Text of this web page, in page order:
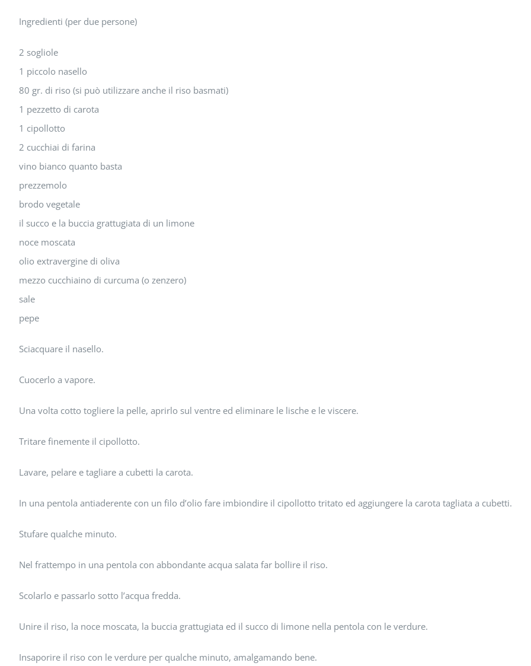
immagine
Ingredienti (per due persone)
2 sogliole
1 piccolo nasello
80 gr. di riso (si può utilizzare anche il riso basmati)
1 pezzetto di carota
1 cipollotto
2 cucchiai di farina
vino bianco quanto basta
prezzemolo
brodo vegetale
il succo e la buccia grattugiata di un limone
noce moscata
olio extravergine di oliva
mezzo cucchiaino di curcuma (o zenzero)
sale
pepe
Sciacquare il nasello.
Cuocerlo a vapore.
Una volta cotto togliere la pelle, aprirlo sul ventre ed eliminare le lische e le viscere.
Tritare finemente il cipollotto.
Lavare, pelare e tagliare a cubetti la carota.
In una pentola antiaderente con un filo d’olio fare imbiondire il cipollotto tritato ed aggiungere la carota tagliata a cubetti.
Stufare qualche minuto.
Nel frattempo in una pentola con abbondante acqua salata far bollire il riso.
Scolarlo e passarlo sotto l’acqua fredda.
Unire il riso, la noce moscata, la buccia grattugiata ed il succo di limone nella pentola con le verdure.
Insaporire il riso con le verdure per qualche minuto, amalgamando bene.